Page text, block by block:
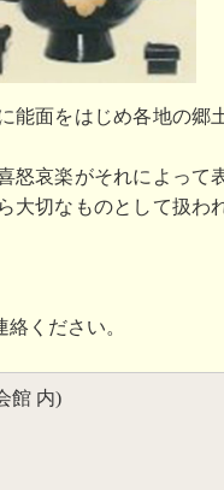
能面をはじめ各地の郷
哀楽がそれによって
大切なものとして扱わ
ください。
館 内)